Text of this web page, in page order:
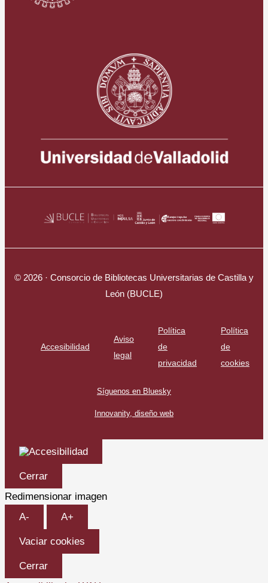
© 2026 · Consorcio de Bibliotecas Universitarias de Castilla y
León (BUCLE)
Accesibilidad
Aviso
legal
Política
de
privacidad
Política
de
cookies
Síguenos en Bluesky
Innovanity, diseño web
Cerrar
Redimensionar imagen
A-
A+
Vaciar cookies
Cerrar